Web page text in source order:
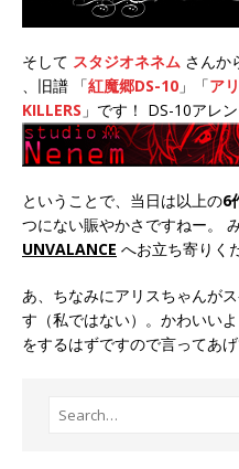
そして スタジオネネム さんか
、旧譜 「紅魔郷DS-10 」「ア
KILLERS 」です！ DS-10アレ
ということで、当日は以上の6
つにない賑やかさですねー。
UNVALANCE へお立ち寄りく
あ、ちなみにアリスちゃんが
す（私ではない）。かわいい
をするはずですので言ってあ